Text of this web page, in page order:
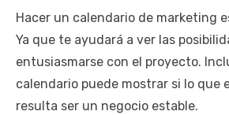
Hacer un calendario de marketing
Ya que te ayudará a ver las
entusiasmarse con el proyecto.
calendario puede mostrar si lo que
resulta ser un negocio estable.